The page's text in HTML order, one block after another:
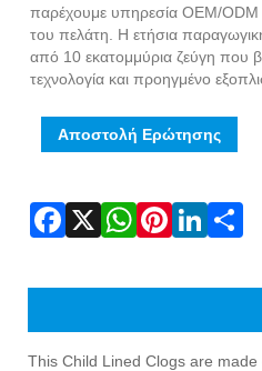
παρέχουμε υπηρεσία OEM/ODM
του πελάτη. Η ετήσια
από 10 εκατομμύρια ζεύγη που
τεχνολογία και προηγμένο
Αποστολή Ερώτησης
Εισαγωγή προϊόντων
This Child Lined Clogs are